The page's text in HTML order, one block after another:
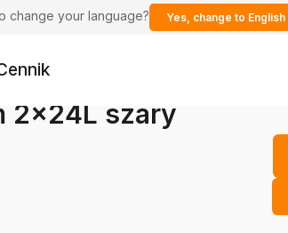
change your language? Yes, change to English
2x24L szary